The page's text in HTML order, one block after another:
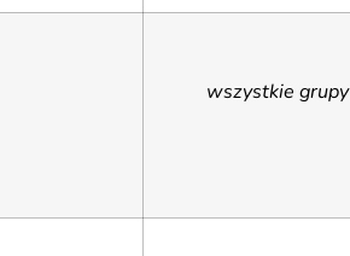
wszystkie grupy